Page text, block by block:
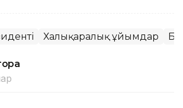
Халықаралық ұйымдар